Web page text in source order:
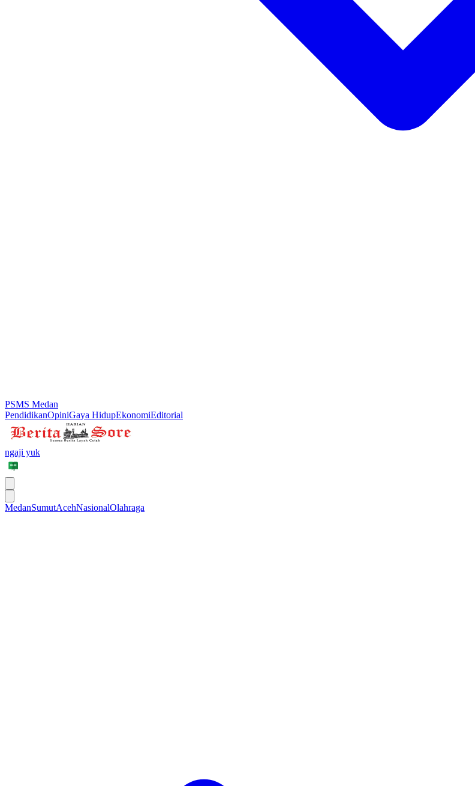
PSMS Medan
PendidikanOpiniGaya HidupEkonomiEditorial
ngaji yuk
MedanSumutAcehNasionalOlahraga